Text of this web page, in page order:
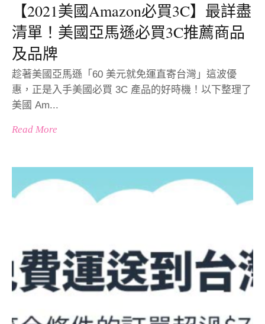
【2021美國Amazon必買3C】最詳盡
清單！美國亞馬遜必買3C推薦商品
及品牌
趁著美國亞馬遜「60 美元就免運直寄台灣」這波優
惠，正是入手美國必買 3C 產品的好時機！以下整理了
美國 Am...
Read More